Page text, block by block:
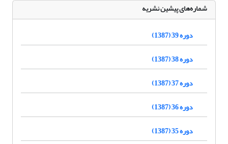
شماره‌های پیشین نشریه
دوره 39 (1387)
دوره 38 (1387)
دوره 37 (1387)
دوره 36 (1387)
دوره 35 (1387)